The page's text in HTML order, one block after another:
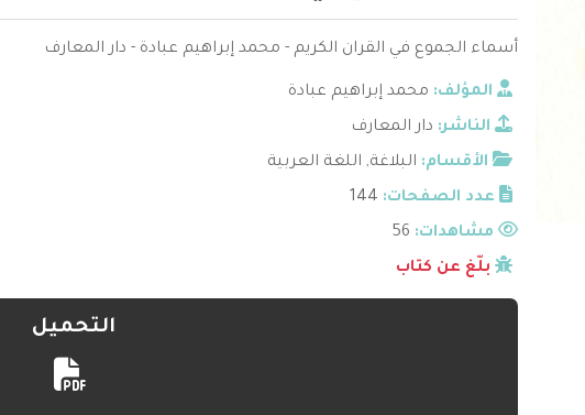
أسماء الجموع في القران الكريم - محمد إبراهيم عبادة - دار المعارف
المؤلف: محمد إبراهيم عبادة
الناشر: دار المعارف
الأقسام: البلاغة, اللغة العربية
عدد الصفحات: 144
مشاهدات:
بلّغ عن كتاب
التحميل